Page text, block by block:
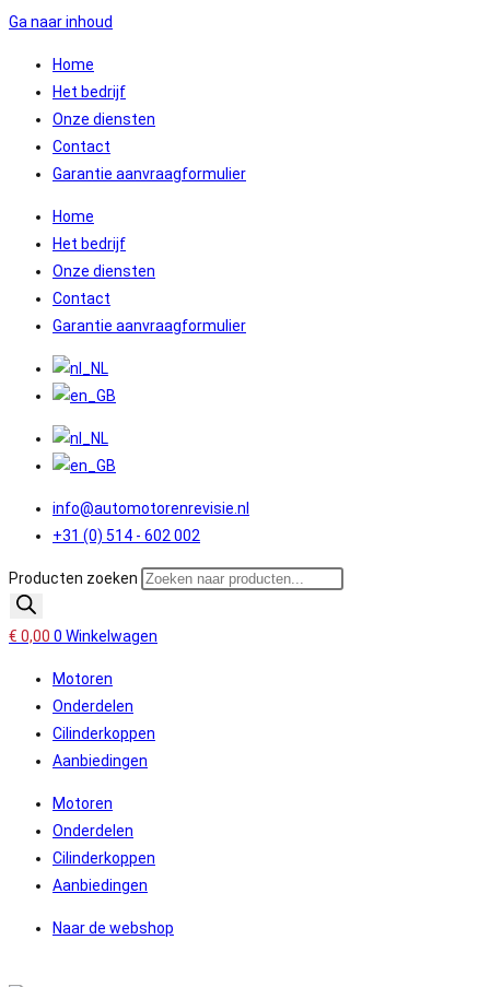
Ga naar inhoud
Home
Het bedrijf
Onze diensten
Contact
Garantie aanvraagformulier
Home
Het bedrijf
Onze diensten
Contact
Garantie aanvraagformulier
info@automotorenrevisie.nl
+31 (0) 514 - 602 002
Producten zoeken
€ 0,00 0 Winkelwagen
Motoren
Onderdelen
Cilinderkoppen
Aanbiedingen
Motoren
Onderdelen
Cilinderkoppen
Aanbiedingen
Naar de webshop